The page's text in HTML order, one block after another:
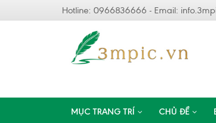
Hotline: 0966836666 - Email:
MỤC TRANG TRÍ CHỦ ĐỀ